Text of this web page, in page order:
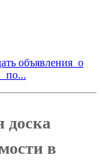
объявления о
по...
доска
в